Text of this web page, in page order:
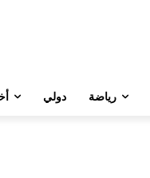
دولي رياضة